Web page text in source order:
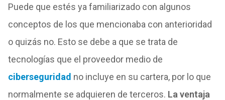
Puede que estés ya familiarizado con algunos
conceptos de los que mencionaba con anterioridad
o quizás no. Esto se debe a que se trata de
tecnologías que el proveedor medio de
ciberseguridad no incluye en su cartera, por lo que
normalmente se adquieren de terceros. La ventaja